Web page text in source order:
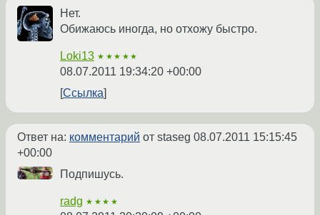
Нет.
Обижаюсь иногда, но отхожу быстро.
Loki13 ★★★★★
08.07.2011 19:34:20 +00:00
Ссылка
Ответ на: комментарий от staseg 08.07.2011 15:15:45
+00:00
Подпишусь.
radg ★★★★